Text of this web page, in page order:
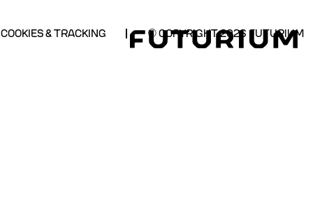
COOKIES & TRACKING © COPYRIGHT2026 FUTURIUM